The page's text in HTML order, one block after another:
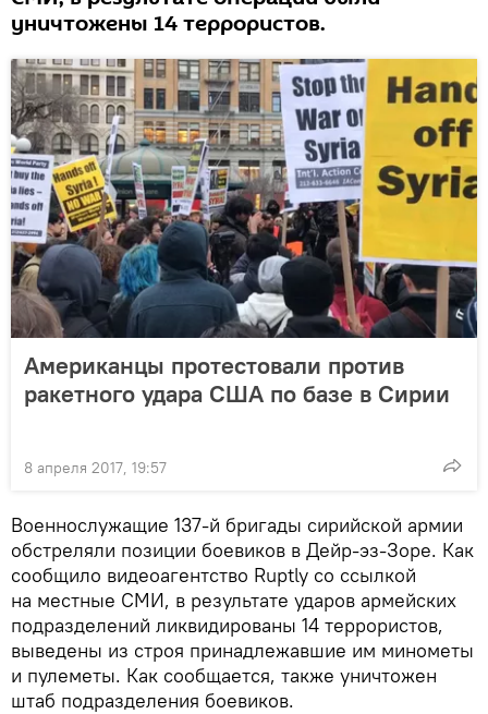
уничтожены 14 террористов.
Американцы протестовали против
ракетного удара США по базе в Сирии
8 апреля 2017, 19:57
Военнослужащие 137-й бригады сирийской армии
обстреляли позиции боевиков в Дейр-эз-Зоре. Как
сообщило видеоагентство Ruptly со ссылкой
на местные СМИ, в результате ударов армейских
подразделений ликвидированы 14 террористов,
выведены из строя принадлежавшие им минометы
и пулеметы. Как сообщается, также уничтожен
штаб подразделения боевиков.